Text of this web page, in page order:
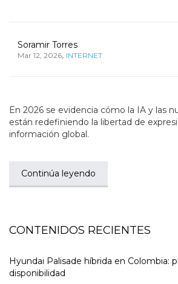
Soramir Torres
Mar 12, 2026, INTERNET
En 2026 se evidencia cómo la IA y las
están redefiniendo la libertad de
información global.
Continúa leyendo
CONTENIDOS RECIENTES
Hyundai Palisade híbrida en Colombia:
disponibilidad